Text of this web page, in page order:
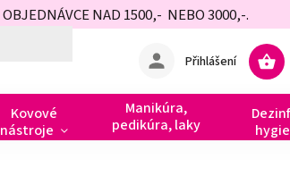
NAD 1500,- NEBO 3000,-.
Přihlášení
Kovové
nástroje
Manikúra,
pedikúra, laky